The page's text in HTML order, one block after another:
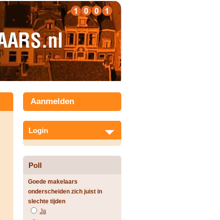
Aanmelden
Login
Poll
Goede makelaars
onderscheiden zich juist in
slechte tijden
Ja